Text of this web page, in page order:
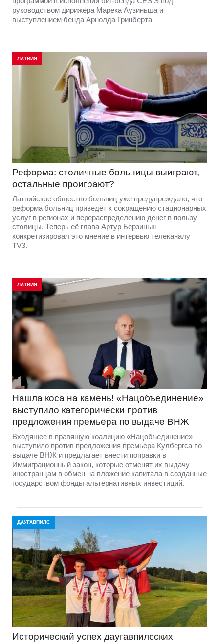
руководством дирижера Марека Аузиньша и
выступлением бенда Арнолда Гринберта.
ЛАТВИЯ
Реформа: столичные больницы выиграют,
остальные проиграют?
Латвийское общество больниц уже предупреждало, что
реформа больниц приведёт к сокращению стационарных
услуг в регионах и перераспределению денег в пользу
столицы. Теперь её глава Артур Берзиньш
конкретизировал это мнение в интервью телеканалу
TV3.
ЛАТВИЯ
Нашла коса на камень! «Нацобъединение»
выступило категорически против
предложения премьера по выдаче ВНЖ
Входящее в правящую коалицию «Нацобъединение»
выступило против предложения премьера Кулбергса по
выдаче ВНЖ и предлагает внести поправки в
Иммиграционный закон, которые отменят их выдачу
иностранцам в обмен на вложение капитала в созданные
государством фонды альтернативных инвестиций.
ДАУГАВПИЛС
Исторический успех даугавпилсских